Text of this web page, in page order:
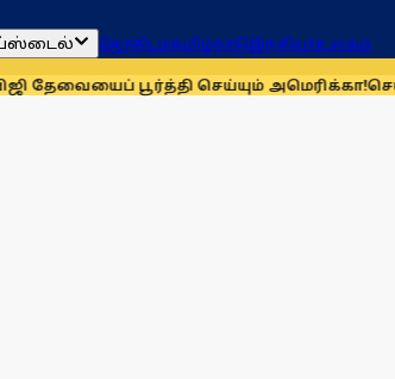
ஜோதிடம்தமிழ்நாடுஇந்தியாஉலகம்
பூர்த்தி செய்யும் அமெரிக்கா!செயின்ட்